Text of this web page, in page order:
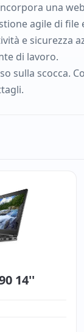
una
agile di
e sicurezza
di lavoro.
sulla scocca.
14''